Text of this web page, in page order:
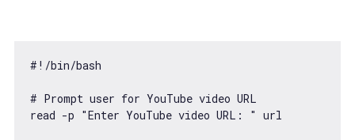
#!/bin/bash
# Prompt user for YouTube video URL
read -p "Enter YouTube video URL: " url